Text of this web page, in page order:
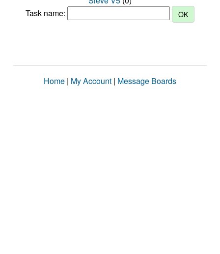
Task name:
Home | My Account | Message Boards